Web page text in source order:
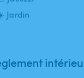
Jardin